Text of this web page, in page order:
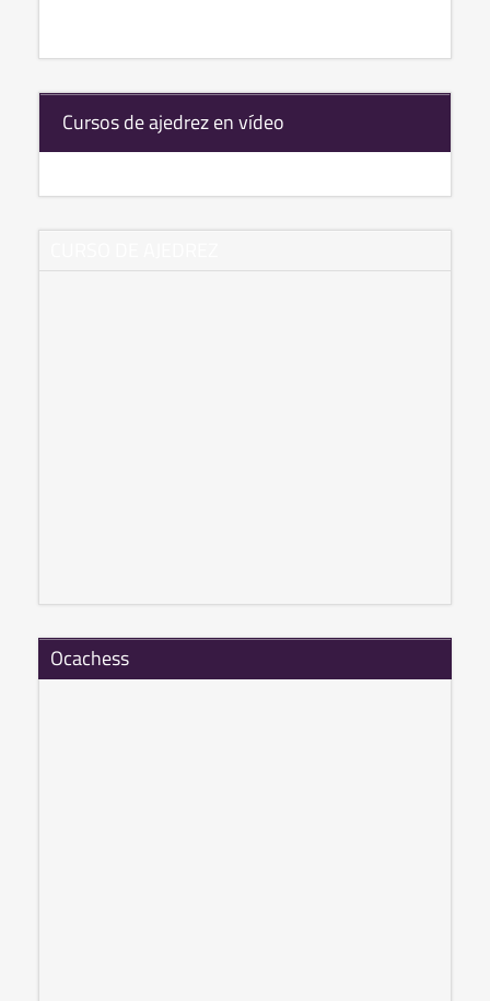
Cursos de ajedrez en vídeo
Ocachess